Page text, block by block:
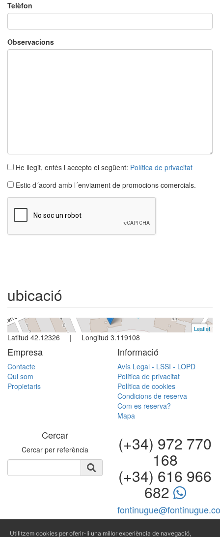
Telèfon
Observacions
He llegit, entès i accepto el següent: Política de privacitat
Estic d´acord amb l´enviament de promocions comercials.
ubicació
+
Leaflet
Latitud 42.12326 | Longitud 3.119108
Empresa
Contacte
Qui som
Propietaris
Informació
Avís Legal - LSSI - LOPD
Política de privacitat
Política de cookies
Condicions de reserva
Com es reserva?
Mapa
Cercar
Cercar per referència (+34) 972 770
168
(+34) 616 966
682
Utilitzem cookies per oferir-li una millor experiència de navegació,